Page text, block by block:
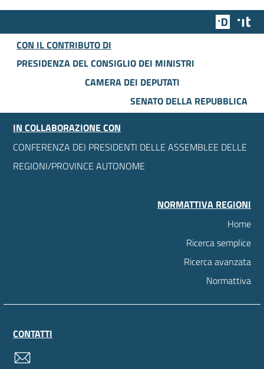
Team
CON IL CONTRIBUTO DI
PRESIDENZA DEL CONSIGLIO DEI MINISTRI
CAMERA DEI DEPUTATI
SENATO DELLA REPUBBLICA
IN COLLABORAZIONE CON
CONFERENZA DEI PRESIDENTI DELLE ASSEMBLEE DELLE
REGIONI/PROVINCE AUTONOME
NORMATTIVA REGIONI
Home
Ricerca semplice
Ricerca avanzata
Normattiva
CONTATTI